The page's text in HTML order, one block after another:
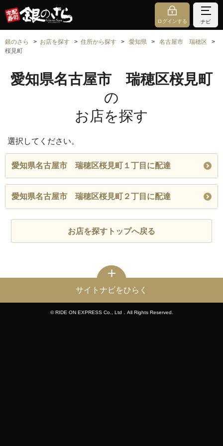
ログインする ナビ
銀のさら お店を探す 住所から探す 愛知県
名古屋市 瑞穂区
桜見町
愛知県名古屋市 瑞穂区桜見町
の
お店を探す
選択してください。
愛知県名古屋市 瑞穂区桜見町１丁目に配達
愛知県名古屋市 瑞穂区桜見町２丁目に配達
お店を探すトップへ戻る
サイトナビをひらく
© RIDE ON EXPRESS Co., Ltd．All Rights Reserved.